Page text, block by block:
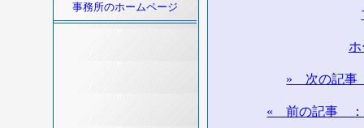
事務所のホームページ
» 次の記事
« 前の記事 ：